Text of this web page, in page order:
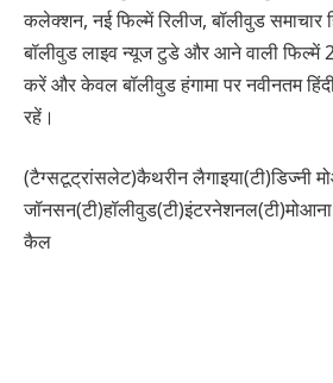
कलेक्शन, नई फिल्में रिलीज, बॉलीवुड समाचार
बॉलीवुड लाइव न्यूज टुडे और आने वाली फिल्में
करें और केवल बॉलीवुड हंगामा पर नवीनतम
रहें।
(टैग्सटूट्रांसलेट)कैथरीन लैगाइया(टी)डिज्नी
कैल